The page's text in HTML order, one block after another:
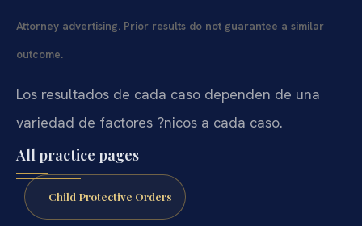
Attorney advertising. Prior results do not guarantee a similar
outcome.
Los resultados de cada caso dependen de una
variedad de factores ?nicos a cada caso.
All practice pages
Child Protective Orders